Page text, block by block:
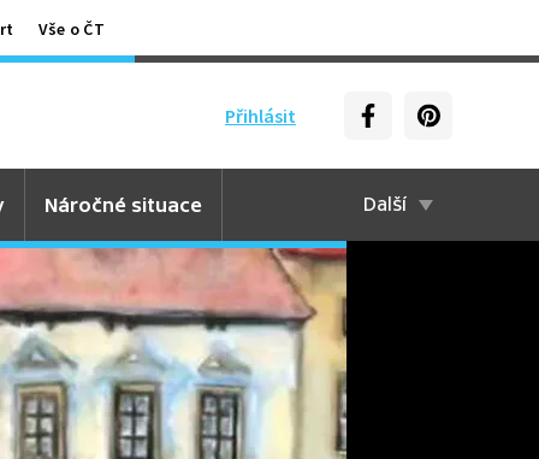
Vše o ČT
Přihlásit
Náročné situace Další